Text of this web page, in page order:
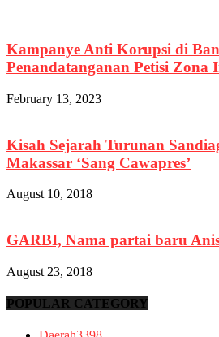
Kampanye Anti Korupsi di
Penandatanganan Petisi Zona
February 13, 2023
Kisah Sejarah Turunan
Makassar ‘Sang Cawapres’
August 10, 2018
GARBI, Nama partai baru
August 23, 2018
POPULAR CATEGORY